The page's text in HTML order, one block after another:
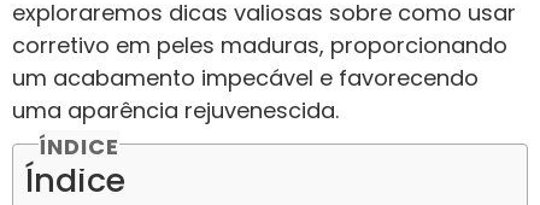
exploraremos dicas valiosas sobre como usar
corretivo em peles maduras, proporcionando
um acabamento impecável e favorecendo
uma aparência rejuvenescida.
ÍNDICE
Índice